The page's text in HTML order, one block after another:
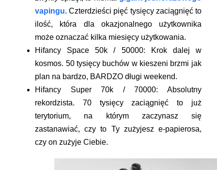
vapingu. Czterdzieści pięć tysięcy zaciągnięć to
ilość, która dla okazjonalnego użytkownika
może oznaczać kilka miesięcy użytkowania.
Hifancy Space 50k / 50000: Krok dalej w
kosmos. 50 tysięcy buchów w kieszeni brzmi jak
plan na bardzo, BARDZO długi weekend.
Hifancy Super 70k / 70000: Absolutny
rekordzista. 70 tysięcy zaciągnięć to już
terytorium, na którym zaczynasz się
zastanawiać, czy to Ty zużyjesz e-papierosa,
czy on zużyje Ciebie.